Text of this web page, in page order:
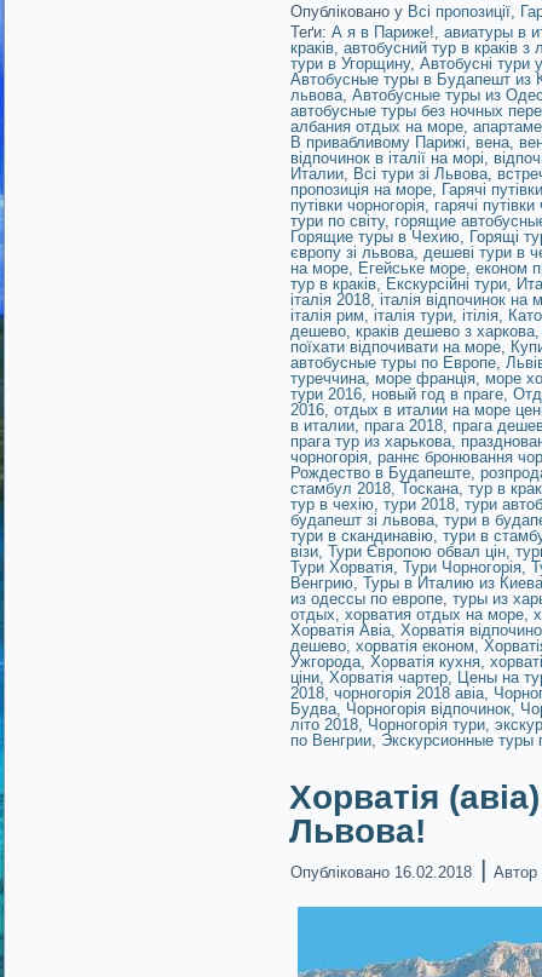
Опубліковано у Всі пропозиції
Теґи: А я в Париже! авиатуры в
краків автобусний тур в краків з
тури в Угорщину, Автобусні тури
Автобусные туры в Будапешт из
львова Автобусные туры из
автобусные туры без ночных
албания отдых на море
В привабливому Парижі
вена
відпочинок в італії на морі
Италии Всі тури зі Львова
пропозиція на море Гарячі
путівки чорногорія гарячі
тури по світу, горящие
Горящие туры в Чехию Горящі
європу зі львова дешеві тури в
на море Егейське море економ
тур в краків Екскурсійні тури
італія 2018 італія відпочинок на
італія рим італія тури ітілія
дешево краків дешево з харкова
поїхати відпочивати на море
автобусные туры по Европе
туреччина море франція море
тури 2016 новый год в праге,
2016 отдых в италии на море
в италии, прага 2018 прага
прага тур из харькова
чорногорія раннє бронювання
Рождество в Будапеште
стамбул 2018 ,Тоскана тур в
тур в чехію тури 2018 тури
будапешт зі львова тури в
тури в скандинавію тури в
візи Тури Європою обвал цін
Тури Хорватія Тури Чорногорія,
Венгрию Туры в Италию из Киева
из одессы по европе туры из
отдых хорватия отдых на море ,
Хорватія Авіа Хорватія
дешево хорватія економ ,
Ужгорода Хорватія кухня
ціни ,Хорватія чартер, Цены на
2018 чорногорія 2018 авіа
Будва Чорногорія відпочинок,
літо 2018 ,Чорногорія тури
по Венгрии Экскурсионные туры
Хорватія
Львова!
Опубліковано 16.02.2018 | Автор